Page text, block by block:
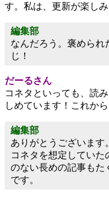
す。私は、更新が楽しみ
編集部
なんだろう。褒められ
じ！
だーるさん
コネタといっても、読
しめています！これか
編集部
ありがとうございます
コネタを想定してい
のない長めの記事もた
です。